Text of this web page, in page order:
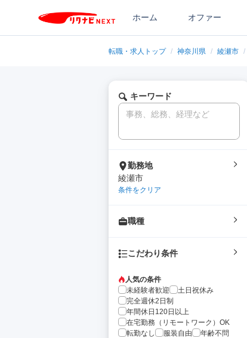
ホーム オファー
転職・求人トップ / 神奈川県 / 綾瀬市 /
キーワード
勤務地
綾瀬市
条件をクリア
職種
こだわり条件
人気の条件
未経験者歓迎
土日祝休み
完全週休2日制
年間休日120日以上
在宅勤務（リモートワーク）OK
転勤なし
服装自由
年齢不問